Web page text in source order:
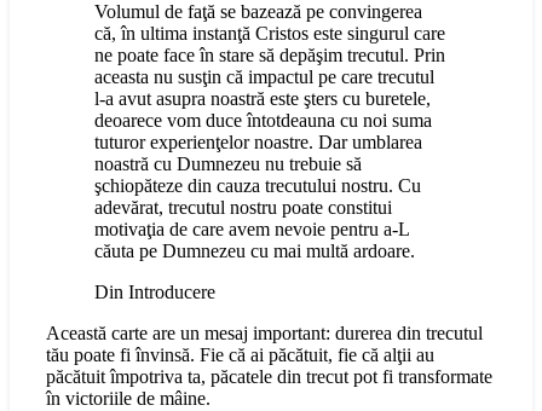
Volumul de faţă se bazează pe convingerea
că, în ultima instanţă Cristos este singurul care
ne poate face în stare să depăşim trecutul. Prin
aceasta nu susţin că impactul pe care trecutul
l-a avut asupra noastră este şters cu buretele,
deoarece vom duce întotdeauna cu noi suma
tuturor experienţelor noastre. Dar umblarea
noastră cu Dumnezeu nu trebuie să
şchiopăteze din cauza trecutului nostru. Cu
adevărat, trecutul nostru poate constitui
motivaţia de care avem nevoie pentru a-L
căuta pe Dumnezeu cu mai multă ardoare.
Din Introducere
Această carte are un mesaj important: durerea din trecutul
tău poate fi învinsă. Fie că ai păcătuit, fie că alţii au
păcătuit împotriva ta, păcatele din trecut pot fi transformate
în victoriile de mâine.